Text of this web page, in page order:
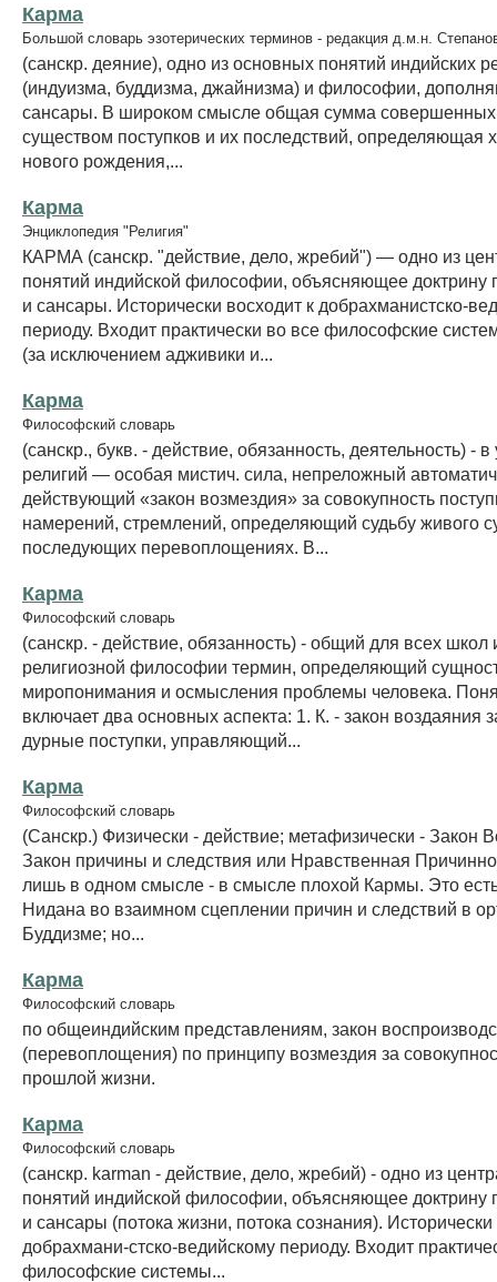
Карма
Большой словарь эзотерических терминов - редакция д.м.н.
(санскр. деяние), одно из основных понятий индийских
(индуизма, буддизма, джайнизма) и философии,
сансары. В широком смысле общая сумма
существом поступков и их последствий, определяющая
нового рождения,...
Карма
Энциклопедия "Религия"
КАРМА (санскр. "действие, дело, жребий") — одно из
понятий индийской философии, объясняющее доктрину
и сансары. Исторически восходит к добрахманистско-
периоду. Входит практически во все философские
(за исключением адживики и...
Карма
Философский словарь
(санскр., букв. - действие, обязанность, деятельность) -
религий — особая мистич. сила, непреложный
действующий «закон возмездия» за совокупность
намерений, стремлений, определяющий судьбу живого
последующих перевоплощениях. В...
Карма
Философский словарь
(санскр. - действие, обязанность) - общий для всех школ
религиозной философии термин, определяющий
миропонимания и осмысления проблемы человека.
включает два основных аспекта: 1. К. - закон воздаяния
дурные поступки, управляющий...
Карма
Философский словарь
(Санскр.) Физически - действие; метафизически - Закон
Закон причины и следствия или Нравственная
лишь в одном смысле - в смысле плохой Кармы. Это
Нидана во взаимном сцеплении причин и следствий в
Буддизме; но...
Карма
Философский словарь
по общеиндийским представлениям, закон
(перевоплощения) по принципу возмездия за
прошлой жизни.
Карма
Философский словарь
(санскр. karman - действие, дело, жребий) - одно из
понятий индийской философии, объясняющее доктрину
и сансары (потока жизни, потока сознания). Исторически
добрахмани-стско-ведийскому периоду. Входит
философские системы...